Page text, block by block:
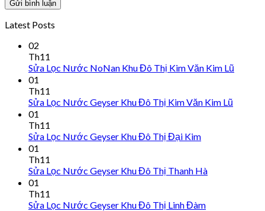
Latest Posts
02
Th11
Sửa Lọc Nước NoNan Khu Đô Thị Kim Văn Kim Lũ
01
Th11
Sửa Lọc Nước Geyser Khu Đô Thị Kim Văn Kim Lũ
01
Th11
Sửa Lọc Nước Geyser Khu Đô Thị Đại Kim
01
Th11
Sửa Lọc Nước Geyser Khu Đô Thị Thanh Hà
01
Th11
Sửa Lọc Nước Geyser Khu Đô Thị Linh Đàm